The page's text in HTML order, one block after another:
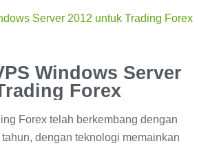
Windows Server
Forex
Forex telah berkembang dengan
dengan teknologi memainkan